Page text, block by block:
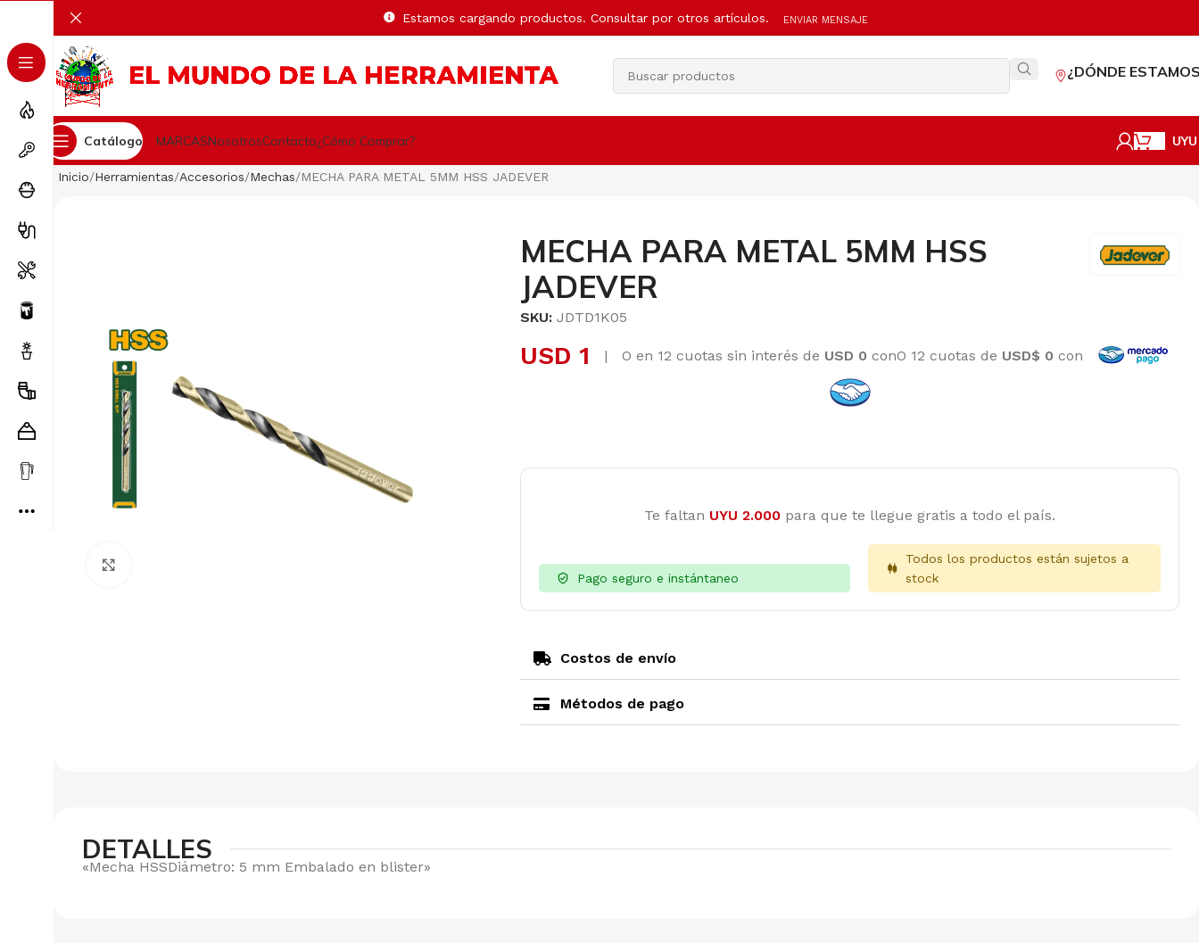
¿DÓNDE
Catálogo MARCASNosotrosContacto¿Cómo Comprar? UYU
Inicio Herramientas Accesorios Mechas MECHA PARA METAL 5MM HSS JADEVER
MECHA PARA METAL 5MM HSS
JADEVER
SKU: JDTD1K05
USD 1 | O en 12 cuotas sin interés de USD 0 conO 12 cuotas de USD$ 0 con
Te faltan UYU 2.000 para que te llegue gratis a todo el país.
Pago seguro e instántaneo
Todos los productos están sujetos a
stock
Costos de envío
Métodos de pago
DETALLES
«Mecha HSSDiámetro: 5 mm Embalado en blister»
Estamos cargando productos. Consultar por otros artículos. ENVIAR MENSAJE